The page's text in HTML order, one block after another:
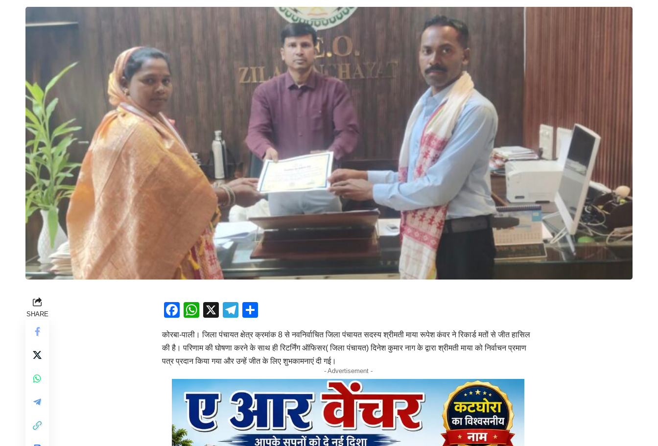
SHARE Facebook
WhatsApp
X Telegram
कोरबा-पाली। जिला पंचायत क्षेत्र क्रमांक 8 से नवनिर्वाचित जिला पंचायत सदस्य श्रीमती माया रूपेश कंवर ने रिकार्ड मतों से जीत हासिल
की है। परिणाम की घोषणा करने के साथ ही रिटर्निंग ऑफिसर( जिला पंचायत) दिनेश कुमार नाग के द्वारा श्रीमती माया को निर्वाचन प्रमाण
पत्र प्रदान किया गया और उन्हें जीत के लिए शुभकामनाएं दी गई।
- Advertisement -